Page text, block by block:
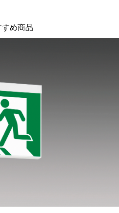
め商品